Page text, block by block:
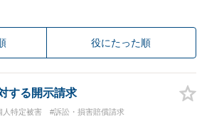
役にたった順
する開示請求
人特定被害 #訴訟・損害賠償請求